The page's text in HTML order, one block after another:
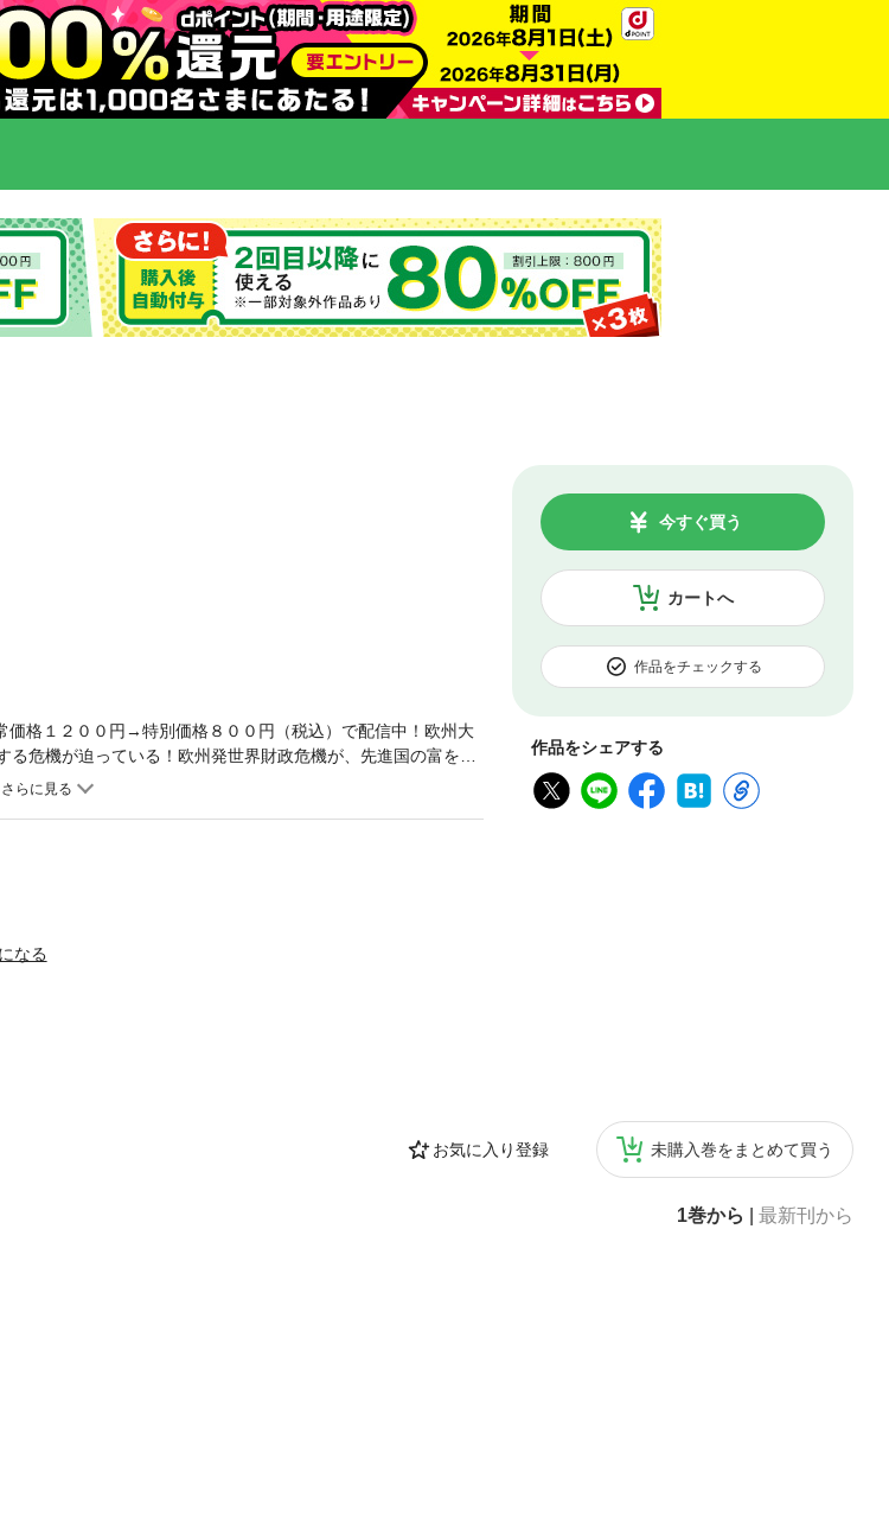
カートへ
今すぐ買う
作品をチェックする
作品をシェアする
お気に入り登録 未購入巻をまとめて買う
1巻から 最新刊から
格１２００円→特別価格８００円（税込）で配信中！欧州大
危機が迫っている！欧州発世界財政危機が、先進国の富を奪
業績……あらゆるものが総崩れとなる。日本も「ギリシャ化」
る。崩落寸前の日本経済を「ゆとりある立ち居振る舞いで、
」姿へと変貌させる道筋を描きだす。
なる